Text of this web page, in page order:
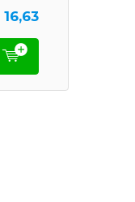
16,63